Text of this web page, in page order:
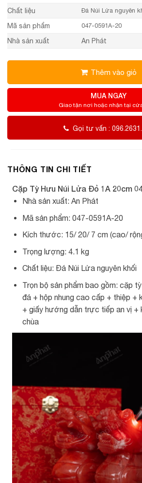
Chất liệu Đá Núi Lửa nguyên
Mã sản phẩm 047-0591A-20
Nhà sản xuất An Phát
Thêm vào giỏ
MUA NGAY
Giao tận nơi hoặc nhận tại
Gọi tư vấn :
THÔNG TIN CHI TIẾT
Cặp Tỳ Hưu Núi Lửa Đỏ 1A 20cm
Nhà sản xuất: An Phát
Mã sản phẩm: 047-0591A-20
Kích thước: 15/ 20/ 7 cm (cao/
Trọng lượng: 4.1 kg
Chất liệu: Đá Núi Lửa nguyên khối
Trọn bộ sản phẩm bao gồm: cặp
đá + hộp nhung cao cấp + thiệp +
+ giấy hướng dẫn trực tiếp an vị +
chùa